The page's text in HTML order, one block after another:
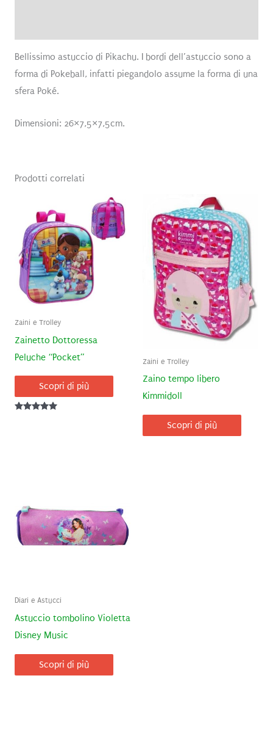
Bellissimo astuccio di Pikachu. I bordi dell’astuccio sono a
forma di Pokeball, infatti piegandolo assume la forma di una
sfera Poké.
Dimensioni: 26×7,5×7,5cm.
Prodotti correlati
Zaini e Trolley
Zainetto Dottoressa
Peluche “Pocket”
Scopri di più
Zaini e Trolley
Zaino tempo libero
Kimmidoll
Scopri di più
Diari e Astucci
Astuccio tombolino Violetta
Disney Music
Scopri di più